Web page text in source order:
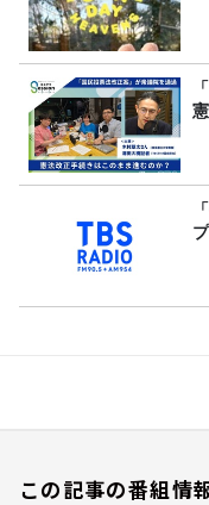
この記事の番組情